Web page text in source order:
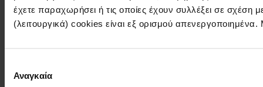
έχετε παραχωρήσει ή τις οποίες έχουν συλλέξει σε
(λειτουργικά) cookies είναι εξ ορισμού
συγκατάθεσης
Αναγκαία